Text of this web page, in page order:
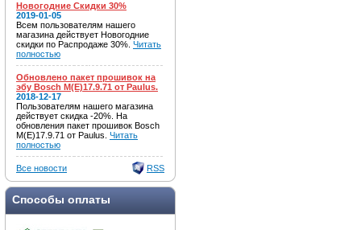
Новогодние Скидки 30%
2019-01-05
Всем пользователям нашего
магазина действует Новогодние
скидки по Распродаже 30%. Читать
полностью
Обновлено пакет прошивок на
эбу Bosch M(E)17.9.71 от Paulus.
2018-12-17
Пользователям нашего магазина
действует скидка -20%. На
обновления пакет прошивок Bosch
M(E)17.9.71 от Paulus. Читать
полностью
Все новости RSS
Способы оплаты